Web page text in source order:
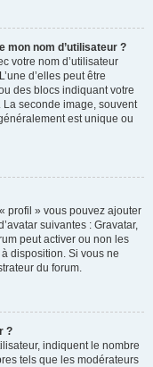
mon nom d’utilisateur ?
votre nom d’utilisateur
d’elles peut être
des blocs indiquant votre
seconde image, souvent
est unique ou
profil » vous pouvez ajouter
suivantes : Gravatar,
peut activer ou non les
disposition. Si vous ne
du forum.
?
indiquent le nombre
tels que les modérateurs